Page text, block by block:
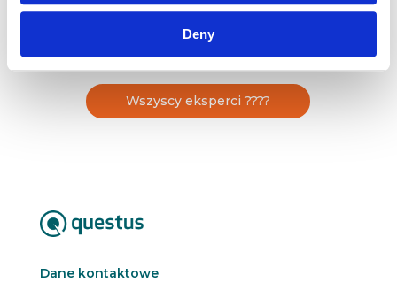
Deny
Chartered Institute of […]
Wszyscy eksperci ????
Dane kontaktowe